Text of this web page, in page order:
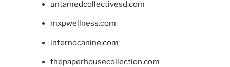
untamedcollectivesd.com
mxpwellness.com
infernocanine.com
thepaperhousecollection.com